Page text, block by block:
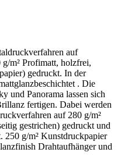
auf
m² Profimatt, holzfrei,
gedruckt. In der
. Die
und Panorama lassen sich
fertigen. Dabei werden
auf 280 g/m²
gestrichen) gedruckt und
250 g/m² Kunstdruckpapier
Drahtaufhänger und